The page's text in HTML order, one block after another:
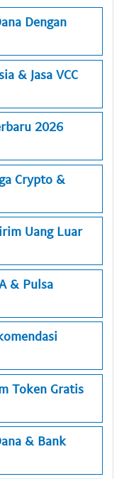
Dengan
& Jasa VCC
2026
Crypto &
Uang Luar
& Pulsa
Token Gratis
& Bank